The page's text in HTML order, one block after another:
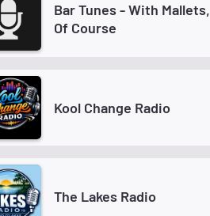
Bar Tunes - With Mallets,
Of Course
Kool Change Radio
The Lakes Radio